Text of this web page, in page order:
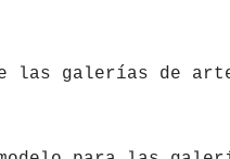
las galerías de arte